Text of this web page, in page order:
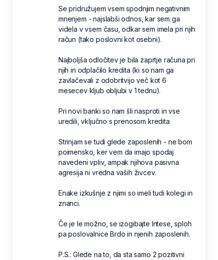
Se pridružujem vsem spodnjim negativnim
mnenjem - najslabši odnos, kar sem ga
videla v vsem času, odkar sem imela pri njih
račun (tako poslovni kot osebni).
Najboljša odločitev je bila zaprtje računa pri
njih in odplačilo kredita (ki so nam ga
zavlačevali z odobritvijo več kot 6
mesecev kljub obljubi v 1 tednu).
Pri novi banki so nam šli nasproti in vse
uredili, vključno s prenosom kredita
Strinjam se tudi glede zaposlenih - ne bom
poimensko, ker vem da imajo spodaj
navedeni vpliv, ampak njihova pasivna
agresija ni vredna vaših živcev.
Enake izkušnje z njimi so imeli tudi kolegi in
znanci.
Če je le možno, se izogibajte Intese, sploh
pa poslovalnice Brdo in njenih zaposlenih.
P.S.: Glede na to, da sta samo 2 pozitivni